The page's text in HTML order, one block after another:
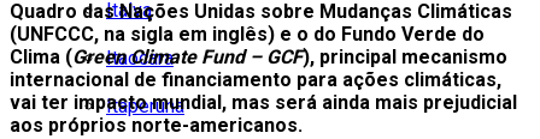
Italva
Itaocara
Itaperuna
Quadro das Nações Unidas sobre Mudanças Climáticas
(UNFCCC, na sigla em inglês) e o do Fundo Verde do
Clima (Green Climate Fund – GCF), principal mecanismo
internacional de financiamento para ações climáticas,
vai ter impacto mundial, mas será ainda mais prejudicial
aos próprios norte-americanos.